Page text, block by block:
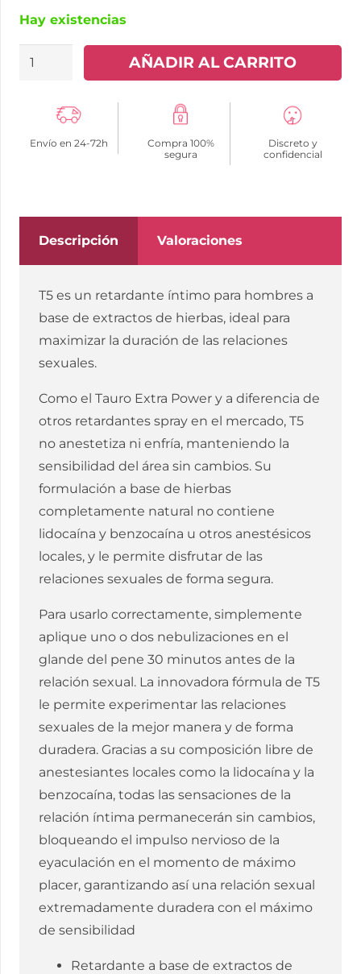
Hay existencias
INTIMATELINE
SPRAY
RETARDANTE
AÑADIR AL CARRITO
Envío en 24-72h
Compra 100%
segura
Discreto y
confidencial
Descripción Valoraciones
T5 es un retardante íntimo para hombres a
base de extractos de hierbas, ideal para
maximizar la duración de las relaciones
sexuales.
Como el Tauro Extra Power y a diferencia de
otros retardantes spray en el mercado, T5
no anestetiza ni enfría, manteniendo la
sensibilidad del área sin cambios. Su
formulación a base de hierbas
completamente natural no contiene
lidocaína y benzocaína u otros anestésicos
locales, y le permite disfrutar de las
relaciones sexuales de forma segura.
Para usarlo correctamente, simplemente
aplique uno o dos nebulizaciones en el
glande del pene 30 minutos antes de la
relación sexual. La innovadora fórmula de T5
le permite experimentar las relaciones
sexuales de la mejor manera y de forma
duradera. Gracias a su composición libre de
anestesiantes locales como la lidocaína y la
benzocaína, todas las sensaciones de la
relación íntima permanecerán sin cambios,
bloqueando el impulso nervioso de la
eyaculación en el momento de máximo
placer, garantizando así una relación sexual
extremadamente duradera con el máximo
de sensibilidad
Retardante a base de extractos de